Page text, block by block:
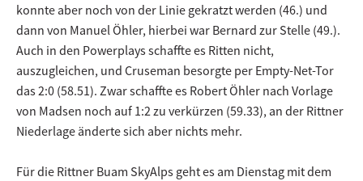
konnte aber noch von der Linie gekratzt werden (46.) und
dann von Manuel Öhler, hierbei war Bernard zur Stelle (49.).
Auch in den Powerplays schaffte es Ritten nicht,
auszugleichen, und Cruseman besorgte per Empty-Net-Tor
das 2:0 (58.51). Zwar schaffte es Robert Öhler nach Vorlage
von Madsen noch auf 1:2 zu verkürzen (59.33), an der Rittner
Niederlage änderte sich aber nichts mehr.
Für die Rittner Buam SkyAlps geht es am Dienstag mit dem